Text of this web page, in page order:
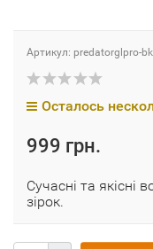
Артикул: predatorglpro-
Осталось
999 грн.
Сучасні та якісні
зірок.